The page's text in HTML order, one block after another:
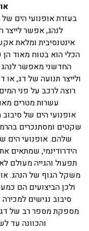
בעזרת אופנועי הים
לנהג, אפשר לייצר
אינטנסיבית ומלאת
הכלי הוא בטוח מאוד
החדשני מאפשר לנהג
ולייצר תנועה של דג, או
רוצה לרכב על פני
עשרות מטרים
אופנועי הים של סיבוב
שקטים ומסתנכרים
שלהם. אופנועי הים
הידרודינמי, שמתאים
תפעול והגייה מעולם
משקל הגוף של הנהג.
ולכן הביצועים הם
סיבוב נגישים
מספקת מספר רב של
והכוונה עד